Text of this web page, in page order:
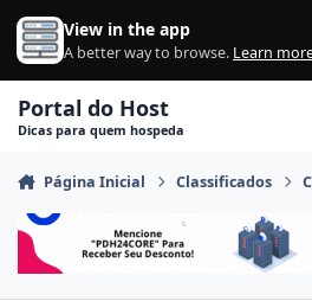
Ir para conteúdo
View in the app
A better way to browse. Learn
Portal do Host
Dicas para quem hospeda
Página Inicial Classificados